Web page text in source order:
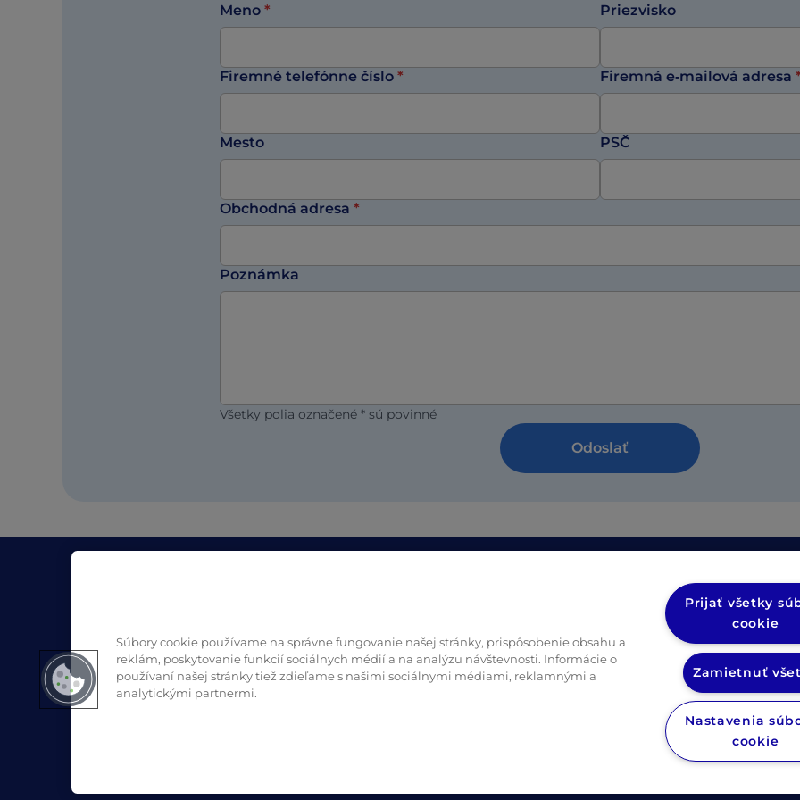
Meno * Priezvisko
Firemné telefónne číslo * Firemná e‑mailová adresa
Mesto PSČ
Obchodná adresa *
Poznámka
Všetky polia označené * sú povinné
Odoslať
Kde kúpiť
Kontaktujte nás
Bezpečnostné listy(opens in a new tab)
Právne informácie
Zásady ochrany osobných
Zásady ochrany osobných
Súbory cookie používame na správne fungovanie našej stránky, prispôsobenie obsahu a
reklám, poskytovanie funkcií sociálnych médií a na analýzu návštevnosti. Informácie o
používaní našej stránky tiež zdieľame s našimi sociálnymi médiami, reklamnými a
analytickými partnermi.
Prijať všetky
cookie
Zamietnuť
Nastavenia
cookie